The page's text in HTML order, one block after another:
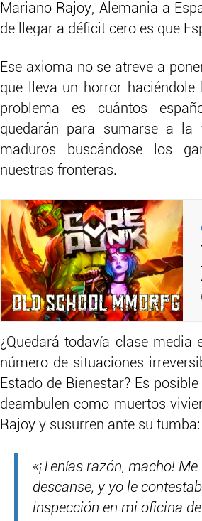
Mariano Rajoy, Alemania a
de llegar a déficit cero es que
Ese axioma no se atreve a
que lleva un horror haciéndole
problema es cuántos
quedarán para sumarse a la
maduros buscándose los
nuestras fronteras.
¿Quedará todavía clase media
número de situaciones
Estado de Bienestar? Es
deambulen como muertos
Rajoy y susurren ante su tumba:
«¡Tenías razón, macho!
descanse, y yo le
inspección en mi oficina